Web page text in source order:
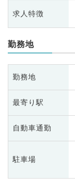
求人特徴
勤務地
勤務地
最寄り駅
自動車通勤
駐車場